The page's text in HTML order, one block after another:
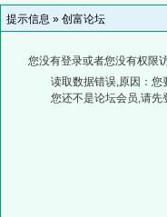
提示信息 » 创富论坛
您没有登录或者您没有权限
读取数据错误,原因：您
您还不是论坛会员,请先